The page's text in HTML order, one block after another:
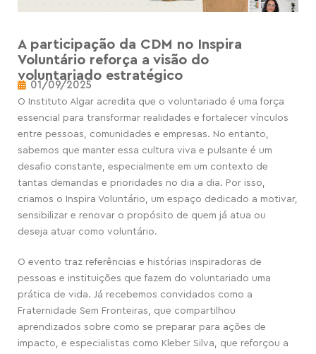
A participação da CDM no Inspira
Voluntário reforça a visão do
voluntariado estratégico
01/09/2025
O Instituto Algar acredita que o voluntariado é uma força
essencial para transformar realidades e fortalecer vínculos
entre pessoas, comunidades e empresas. No entanto,
sabemos que manter essa cultura viva e pulsante é um
desafio constante, especialmente em um contexto de
tantas demandas e prioridades no dia a dia. Por isso,
criamos o Inspira Voluntário, um espaço dedicado a motivar,
sensibilizar e renovar o propósito de quem já atua ou
deseja atuar como voluntário.
O evento traz referências e histórias inspiradoras de
pessoas e instituições que fazem do voluntariado uma
prática de vida. Já recebemos convidados como a
Fraternidade Sem Fronteiras, que compartilhou
aprendizados sobre como se preparar para ações de
impacto, e especialistas como Kleber Silva, que reforçou a